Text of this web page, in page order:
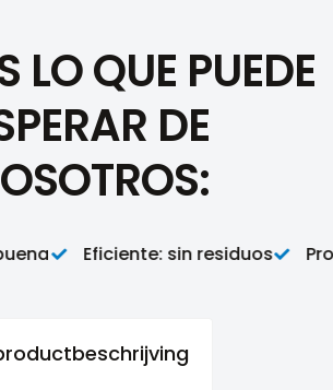
LO QUE PUEDE
DE
Eficiente: sin residuos